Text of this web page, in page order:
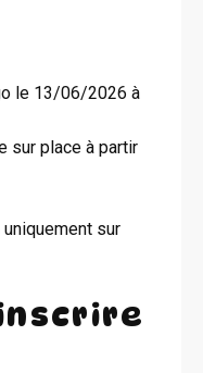
le 13/06/2026 à
sur place à partir
sur